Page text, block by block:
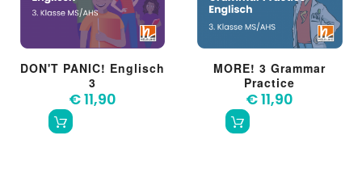
DON'T PANIC! Englisch
3
€ 11,90
MORE! 3 Grammar
Practice
€ 11,90